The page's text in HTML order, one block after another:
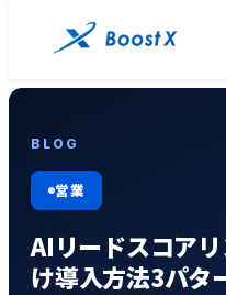
BLOG
営業
AIリードスコア
け導入方法3パタ